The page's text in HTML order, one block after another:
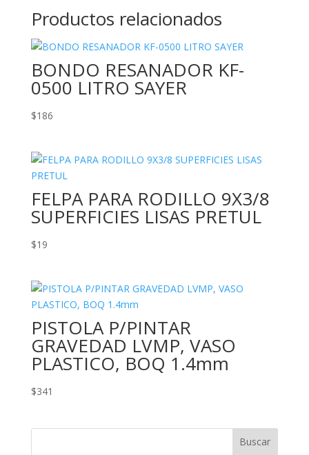
Productos relacionados
BONDO RESANADOR KF-
0500 LITRO SAYER
$186
FELPA PARA RODILLO 9X3/8
SUPERFICIES LISAS PRETUL
$19
PISTOLA P/PINTAR
GRAVEDAD LVMP, VASO
PLASTICO, BOQ 1.4mm
$341